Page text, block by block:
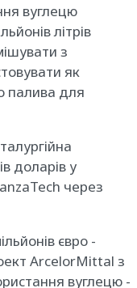
вуглецю
літрів
з
як
палива для
доларів у
через
євро -
ArcelorMittal з
вуглецю -